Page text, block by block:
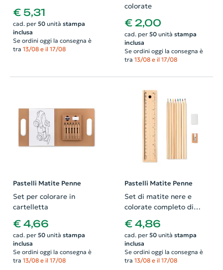
€ 5,31
cad. per 50unità stampa
inclusa
Se ordini oggi la consegna è
tra 13/08 e il 17/08
colorate
€ 2,00
cad. per 50unità stampa
inclusa
Se ordini oggi la consegna è
tra 13/08 e il 17/08
Pastelli Matite Penne
Set per colorare in
cartelletta
€ 4,66
cad. per 50unità stampa
inclusa
Se ordini oggi la consegna è
tra 13/08 e il 17/08
Pastelli Matite Penne
Set di matite nere e
colorate completo di
accessori in custodia di
legno con righello
incorporato
€ 4,86
cad. per 50unità stampa
inclusa
Se ordini oggi la consegna è
tra 13/08 e il 17/08